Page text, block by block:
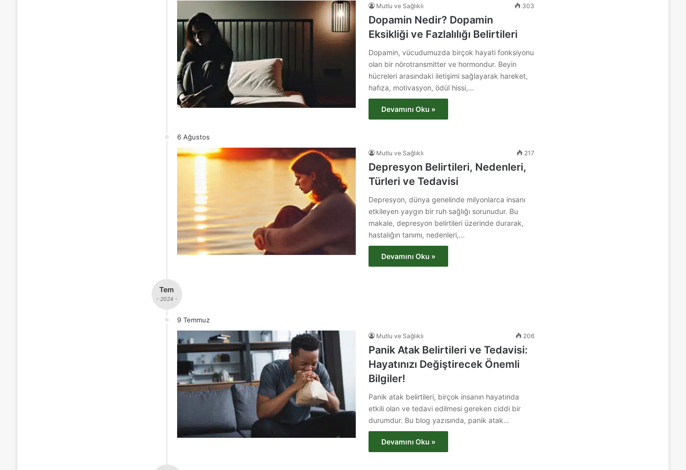
Mutlu ve Sağlıklı 303
Dopamin Nedir? Dopamin
Eksikliği ve Fazlalılığı Belirtileri
Dopamin, vücudumuzda birçok hayati fonksiyonu
olan bir nörotransmitter ve hormondur. Beyin
hücreleri arasındaki iletişimi sağlayarak hareket,
hafıza, motivasyon, ödül hissi,…
Devamını Oku »
6 Ağustos
Mutlu ve Sağlıklı 217
Depresyon Belirtileri, Nedenleri,
Türleri ve Tedavisi
Depresyon, dünya genelinde milyonlarca insanı
etkileyen yaygın bir ruh sağlığı sorunudur. Bu
makale, depresyon belirtileri üzerinde durarak,
hastalığın tanımı, nedenleri,…
Devamını Oku »
Tem
- 2024 -
9 Temmuz
Mutlu ve Sağlıklı 206
Panik Atak Belirtileri ve Tedavisi:
Hayatınızı Değiştirecek Önemli
Bilgiler!
Panik atak belirtileri, birçok insanın hayatında
etkili olan ve tedavi edilmesi gereken ciddi bir
durumdur. Bu blog yazısında, panik atak…
Devamını Oku »